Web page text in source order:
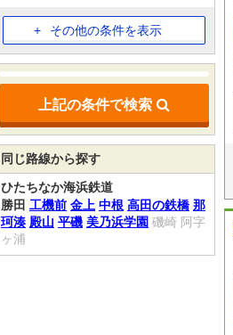
その他の条件を表示
上記の条件で検索
同じ路線から探す
ひたちなか海浜鉄道
勝田 工機前 金上 中根 高田の鉄橋 那
珂湊 殿山 平磯 美乃浜学園 磯崎 阿字
ヶ浦